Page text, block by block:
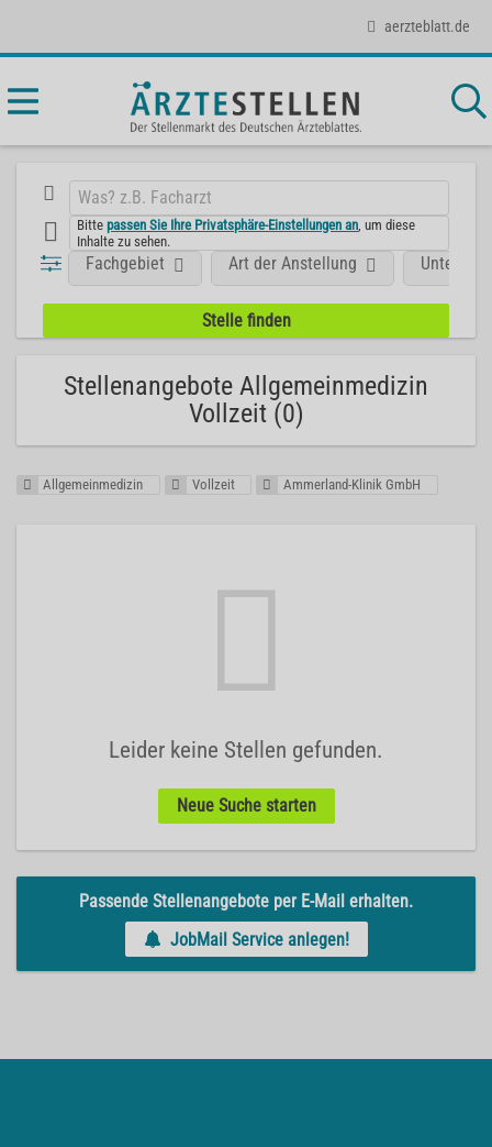
aerzteblatt.de
Bittepassen Sie Ihre Privatsphäre-Einstellungen an , um diese
Inhalte zu sehen.
Fachgebiet Art der Anstellung
Stellenangebote Allgemeinmedizin
Vollzeit (0)
Allgemeinmedizin Vollzeit Ammerland-Klinik GmbH
Leider keine Stellen gefunden.
Neue Suche starten
Passende Stellenangebote per E-Mail erhalten.
JobMail Service anlegen!